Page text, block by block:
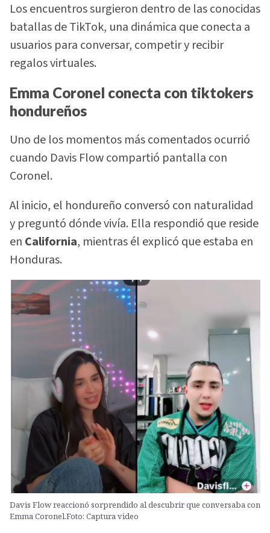
Los encuentros surgieron dentro de las conocidas
batallas de TikTok, una dinámica que conecta a
usuarios para conversar, competir y recibir
regalos virtuales.
Emma Coronel conecta con tiktokers
hondureños
Uno de los momentos más comentados ocurrió
cuando Davis Flow compartió pantalla con
Coronel.
Al inicio, el hondureño conversó con naturalidad
y preguntó dónde vivía. Ella respondió que reside
en California, mientras él explicó que estaba en
Honduras.
Davis Flow reaccionó sorprendido al descubrir que conversaba con
Emma Coronel.Foto: Captura video